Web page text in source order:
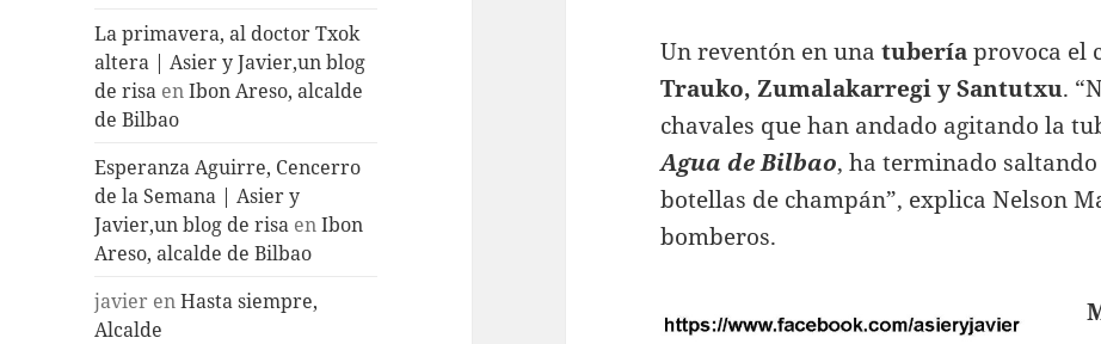
La primavera, al doctor Txok
altera | Asier y Javier,un blog
de risa enIbon Areso, alcalde
de Bilbao
Esperanza Aguirre, Cencerro
de la Semana | Asier y
Javier,un blog de risa enIbon
Areso, alcalde de Bilbao
javier enHasta siempre,
Alcalde
Un reventón en unatuberíaprovoca el
Trauko, Zumalakarregi y Santutxu.
chavales que han andado agitando la
Agua de Bilbao, ha terminado
botellas de champán”, explica Nelson
bomberos.